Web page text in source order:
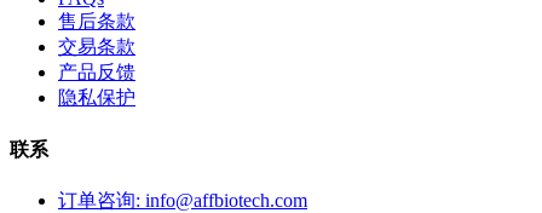
售后条款
交易条款
产品反馈
隐私保护
联系
订单咨询: info@affbiotech.com